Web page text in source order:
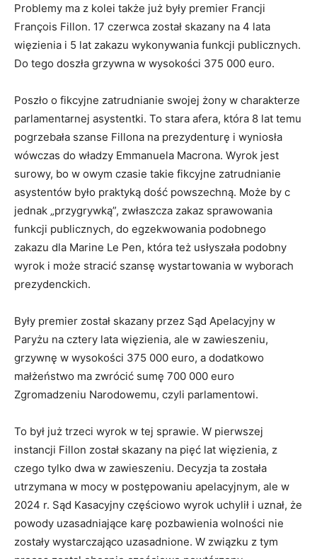
Problemy ma z kolei także już były premier Francji
François Fillon. 17 czerwca został skazany na 4 lata
więzienia i 5 lat zakazu wykonywania funkcji publicznych.
Do tego doszła grzywna w wysokości 375 000 euro.
Poszło o fikcyjne zatrudnianie swojej żony w charakterze
parlamentarnej asystentki. To stara afera, która 8 lat temu
pogrzebała szanse Fillona na prezydenturę i wyniosła
wówczas do władzy Emmanuela Macrona. Wyrok jest
surowy, bo w owym czasie takie fikcyjne zatrudnianie
asystentów było praktyką dość powszechną. Może by c
jednak „przygrywką”, zwłaszcza zakaz sprawowania
funkcji publicznych, do egzekwowania podobnego
zakazu dla Marine Le Pen, która też usłyszała podobny
wyrok i może stracić szansę wystartowania w wyborach
prezydenckich.
Były premier został skazany przez Sąd Apelacyjny w
Paryżu na cztery lata więzienia, ale w zawieszeniu,
grzywnę w wysokości 375 000 euro, a dodatkowo
małżeństwo ma zwrócić sumę 700 000 euro
Zgromadzeniu Narodowemu, czyli parlamentowi.
To był już trzeci wyrok w tej sprawie. W pierwszej
instancji Fillon został skazany na pięć lat więzienia, z
czego tylko dwa w zawieszeniu. Decyzja ta została
utrzymana w mocy w postępowaniu apelacyjnym, ale w
2024 r. Sąd Kasacyjny częściowo wyrok uchylił i uznał, że
powody uzasadniające karę pozbawienia wolności nie
zostały wystarczająco uzasadnione. W związku z tym